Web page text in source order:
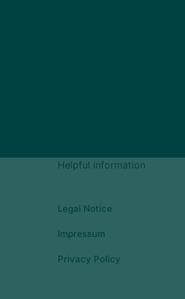
Helpful information
Legal Notice
Impressum
Privacy Policy